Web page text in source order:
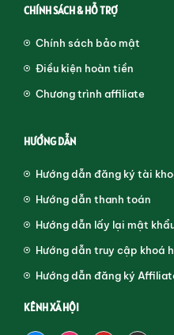
CHÍNH SÁCH & HỖ TRỢ
Chính sách bảo mật
Điều kiện hoàn tiền
Chương trình affiliate
HƯỚNG DẪN
Hướng dẫn đăng ký tài
Hướng dẫn thanh toán
Hướng dẫn lấy lại mật
Hướng dẫn truy cập khoá
Hướng dẫn đăng ký
KÊNH XÃ HỘI